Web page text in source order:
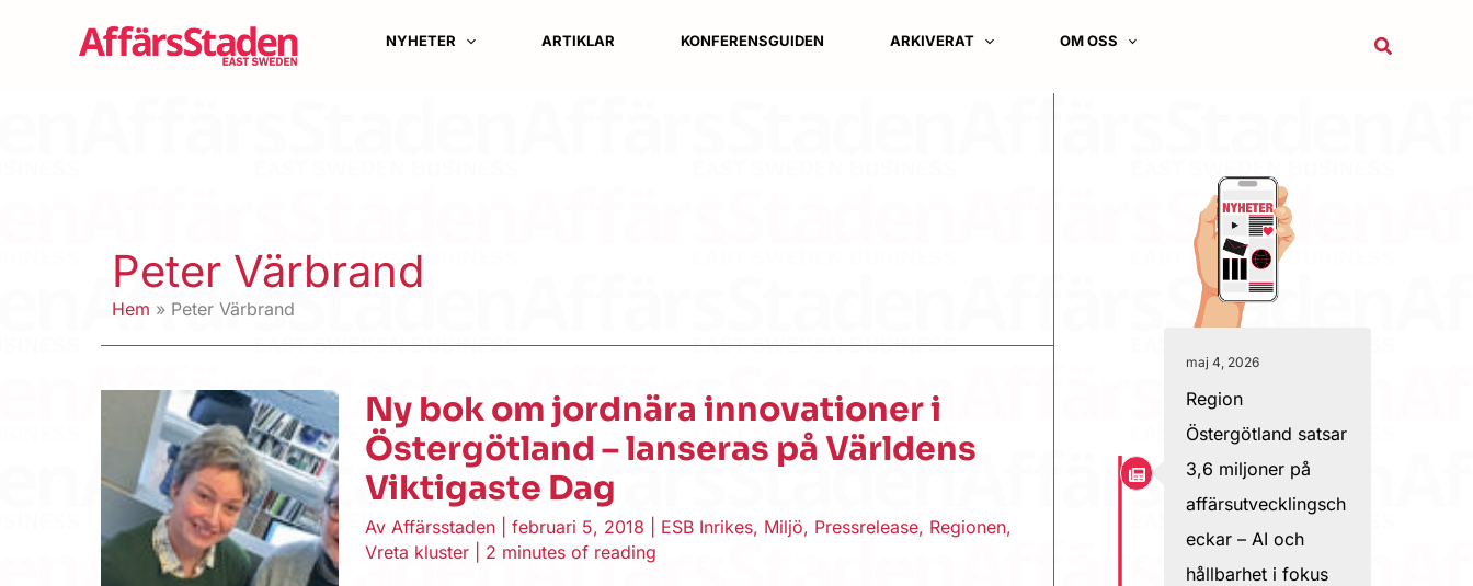
NYHETER ARTIKLAR KONFERENSGUIDEN ARKIVERAT OM OSS Sök
Peter Värbrand
Hem Peter Värbrand
Ny bok om jordnära innovationer i
Östergötland – lanseras på Världens
Viktigaste Dag
AvAffärsstaden |februari 5, 2018 ESB Inrikes, Miljö, Pressrelease, Regionen,
Vreta kluster
2 minutes of reading
maj 4, 2026
Region
Östergötland satsar
3,6 miljoner på
affärsutvecklingsch
eckar – AI och
hållbarhet i fokus